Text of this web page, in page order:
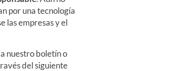
por una tecnología
las empresas y el
nuestro boletín o
del siguiente